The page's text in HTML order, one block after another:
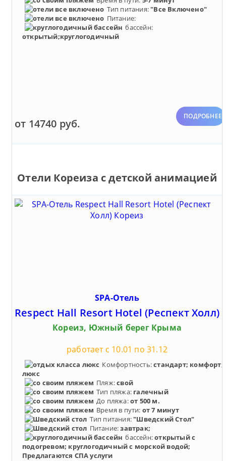
Тип питания: "Все Включено"
Питание:
бассейн:
открытый;круглогодичный
от 14740 руб.
ПОДРОБНЕЕ
Отели Кореиза с детской анимацией
SPA-Отель
Respect Hall Resort Hotel (Респект Холл)
Кореиз, Южный берег Крыма
работает с 10.01 по 31.12
Комфортность:стандарт; комфорт;
люкс
Пляж:свой
Тип пляжа: галечный
До пляжа:от 500 м.
Время в пути: от 7 минут
Тип питания: "Шведский Стол"
Питание:завтрак;
бассейн:открытый с
подогревом; круглогодичный с морской водой;
Предлагаются СПА услуги